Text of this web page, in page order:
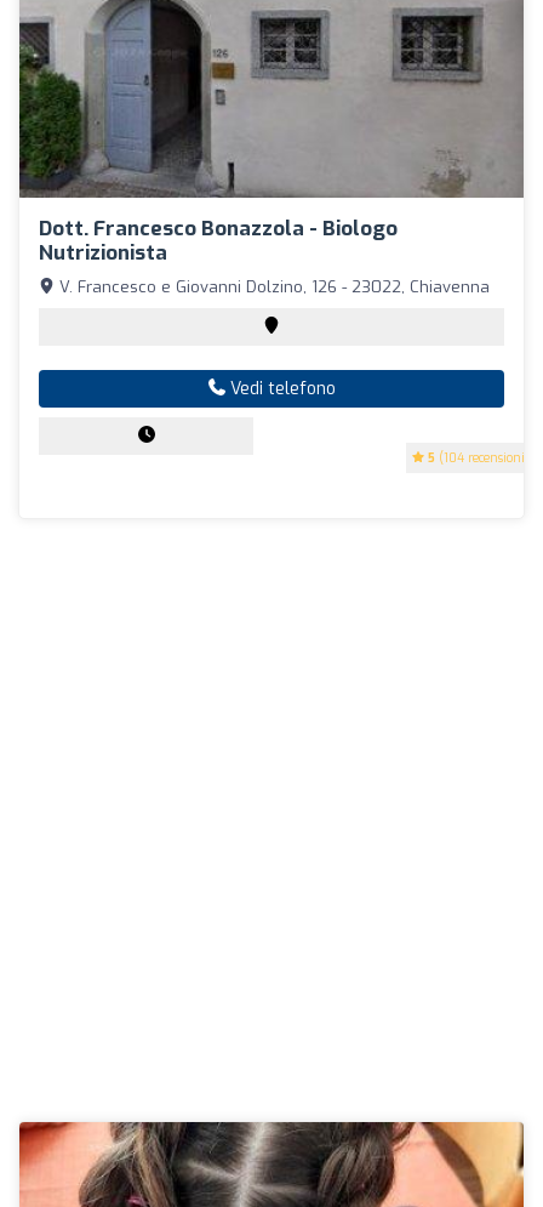
Dott. Francesco Bonazzola - Biologo
Nutrizionista
5 (104 recensioni)
V. Francesco e Giovanni Dolzino, 126 - 23022, Chiavenna
Vedi telefono